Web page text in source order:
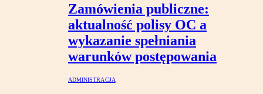
Zamówienia publiczne:
aktualność polisy OC a
wykazanie spełniania
warunków postępowania
ADMINISTRACJA